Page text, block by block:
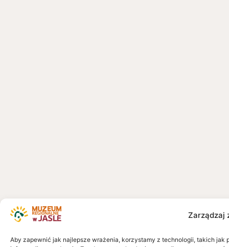
Zarządzaj
Aby zapewnić jak najlepsze wrażenia, korzystamy z technologii, takich